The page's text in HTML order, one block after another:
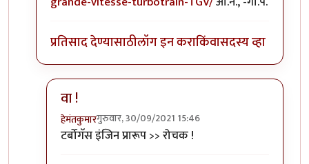
प्रतिसाद देण्यासाठीलॉग इन कराकिंवासदस्य व्हा
वा !
हेमंतकुमारगुरुवार, 30/09/2021 15:46
In reply toकुमारेक,byगामा पैलवान
टर्बोगॅस इंजिन प्रारूप >> रोचक !